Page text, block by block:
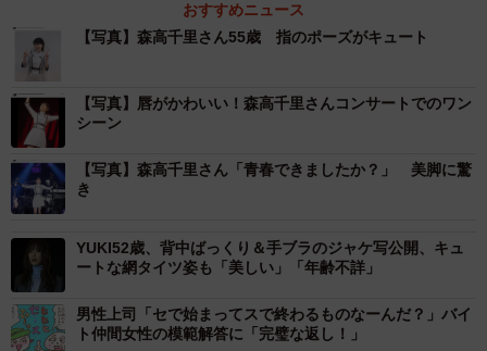
おすすめニュース
【写真】森高千里さん55歳 指のポーズがキュート
【写真】唇がかわいい！森高千里さんコンサートでのワン
シーン
【写真】森高千里さん「青春できましたか？」 美脚に驚
き
YUKI52歳、背中ばっくり＆手ブラのジャケ写公開、キュ
ートな網タイツ姿も「美しい」「年齢不詳」
男性上司「セで始まってスで終わるものなーんだ？」バイ
ト仲間女性の模範解答に「完璧な返し！」